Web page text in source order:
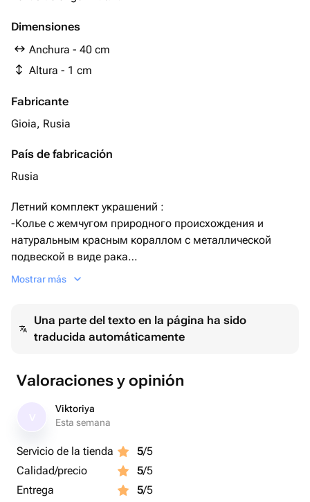
Dimensiones
Anchura - 40 cm
Altura - 1 cm
Fabricante
Gioia, Rusia
País de fabricación
Rusia
Летний комплект украшений :
-Колье с жемчугом природного происхождения и
натуральным красным кораллом с металлической
подвеской в виде рака
Длина колье 40см+4см удлинитель
виде раков
Подвески 3см
Mostrar más
Una parte del texto en la página ha sido
traducida automáticamente
Valoraciones y opinión
Viktoriya
Esta semana
Servicio de la tienda 5/5
Calidad/precio
5/5
Entrega
5/5